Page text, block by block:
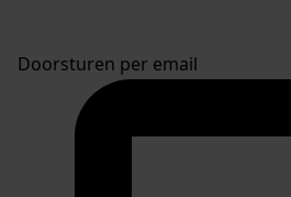
Doorsturen per email